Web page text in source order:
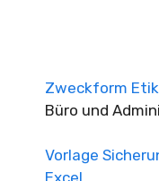
Zweckform
Büro und
Vorlage